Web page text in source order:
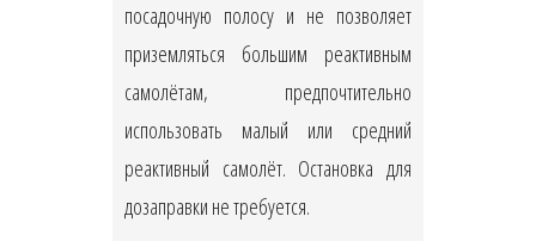
посадочную полосу и не позволяет
приземляться большим реактивным
самолётам, предпочтительно
использовать малый или средний
реактивный самолёт. Остановка для
дозаправки не требуется.